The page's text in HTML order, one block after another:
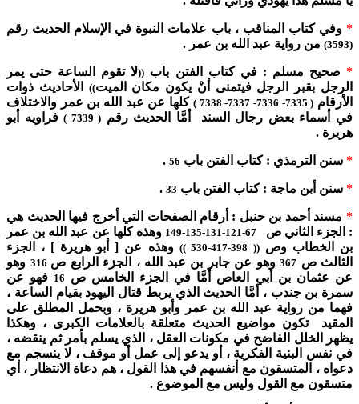
* وفي كتاب المناقب ، باب علامات النبوة في الإسلام الحديث رقم
(3593) من رواية عبد الله بن عمر .
*صحيح مسلم : في كتاب الفتن باب ((لا تقوم الساعة حتى يمر
الرجل بقبر الرجل فيتمنى أنْ يكون مكان الميت)) الأحاديث ذوات
الأرقام ( 7335- 7336- 7337- 7338 )
كلها عن عبد الله بن عمر والاختلاف
في أسماء بعض رجال السند أمَّا الحديث رقم ( 7339 )
فراويه أبو
هريرة .
* سنن الترمذي : كتاب الفتن باب 56
.
* سنن أبن ماجة : كتاب الفتن باب 33
.
* مسند أحمد بن حنبل : أرقام الصفحات التي أخرج فيها الحديث هي
: الجزء الثاني ص
وهذه كلها عن عبد الله بن عمر
بن الخطاب وص((
398-417-530 ))
وهذه عن [ أبو هريرة ] ، الجزء
الثالث ص 367 وهو عن جابر بن عبد الله ، الجزء الرابع ص
وهو
عن عثمان بن أبي العاص أمَّا في الجزء الخامس ص
فهو عن
سمرة بن جندب ، أمَّا الحديث الذي يربط قتال اليهود بقيام الساعة ،
فهما من رواية عبد الله بن عمر وأبو هريرة ، وبحمل المطلق على
المقيد تكون مواضيع الحديث متعلقة بالعلامات الكبرى ، وهكذا
يظهر الخلل الفاضح في مكونات العقل ، الذي يسلم بأمر ثم ينقضه ،
في نفس البنية الفكرية ، أو يدعو إلى عمل أو موقف ، لا ينسجم مع
دعواه ، المتسقون مع أنفسهم في هذا القول ، هم دعاة الانتظار ، أي
متسقون مع القول وليس مع الموضوع .